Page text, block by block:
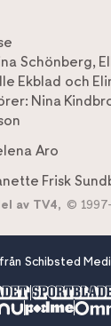
Schönberg,
Ekblad och
Nina
Aro
Frisk
av TV4, ©
Schibsted